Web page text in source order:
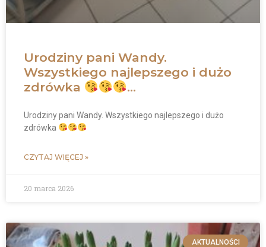
Urodziny pani Wandy.
Wszystkiego najlepszego i dużo
zdrówka
…
Urodziny pani Wandy. Wszystkiego najlepszego i dużo
zdrówka
CZYTAJ WIĘCEJ »
20 marca 2026
AKTUALNOŚCI